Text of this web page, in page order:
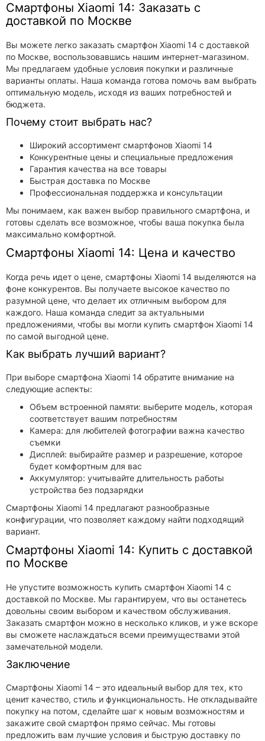
Смартфоны Xiaomi 14: Заказать с
доставкой по Москве
Вы можете легко заказать смартфон Xiaomi 14 с доставкой
по Москве, воспользовавшись нашим интернет-магазином.
Мы предлагаем удобные условия покупки и различные
варианты оплаты. Наша команда готова помочь вам выбрать
оптимальную модель, исходя из ваших потребностей и
бюджета.
Почему стоит выбрать нас?
Широкий ассортимент смартфонов Xiaomi 14
Конкурентные цены и специальные предложения
Гарантия качества на все товары
Быстрая доставка по Москве
Профессиональная поддержка и консультации
Мы понимаем, как важен выбор правильного смартфона, и
готовы сделать все возможное, чтобы ваша покупка была
максимально комфортной.
Смартфоны Xiaomi 14: Цена и качество
Когда речь идет о цене, смартфоны Xiaomi 14 выделяются на
фоне конкурентов. Вы получаете высокое качество по
разумной цене, что делает их отличным выбором для
каждого. Наша команда следит за актуальными
предложениями, чтобы вы могли купить смартфон Xiaomi 14
по самой выгодной цене.
Как выбрать лучший вариант?
При выборе смартфона Xiaomi 14 обратите внимание на
следующие аспекты:
Объем встроенной памяти: выберите модель, которая
соответствует вашим потребностям
Камера: для любителей фотографии важна качество
съемки
Дисплей: выбирайте размер и разрешение, которое
будет комфортным для вас
Аккумулятор: учитывайте длительность работы
устройства без подзарядки
Смартфоны Xiaomi 14 предлагают разнообразные
конфигурации, что позволяет каждому найти подходящий
вариант.
Смартфоны Xiaomi 14: Купить с доставкой
по Москве
Не упустите возможность купить смартфон Xiaomi 14 с
доставкой по Москве. Мы гарантируем, что вы останетесь
довольны своим выбором и качеством обслуживания.
Заказать смартфон можно в несколько кликов, и уже вскоре
вы сможете наслаждаться всеми преимуществами этой
замечательной модели.
Заключение
Смартфоны Xiaomi 14 – это идеальный выбор для тех, кто
ценит качество, стиль и функциональность. Не откладывайте
покупку на потом, сделайте шаг к новым возможностям и
закажите свой смартфон прямо сейчас. Мы готовы
предложить вам лучшие условия и быструю доставку по